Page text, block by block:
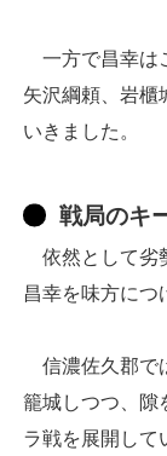
一方で昌幸は
矢沢綱頼、岩櫃
いきました。
戦局のキ
依然として劣
昌幸を味方につ
信濃佐久郡で
籠城しつつ、隙
ラ戦を展開して